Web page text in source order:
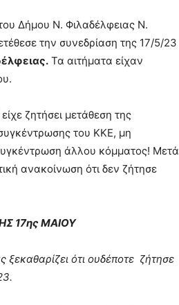
Δήμου Ν. Φιλαδέλφειας Ν.
την συνεδρίαση της 17/5/23
Τα αιτήματα είχαν
ζητήσει μετάθεση της
του ΚΚΕ, μη
άλλου κόμματος! Μετά
ανακοίνωση ότι δεν ζήτησε
17ης ΜΑΙΟΥ
ότι ουδέποτε ζήτησε